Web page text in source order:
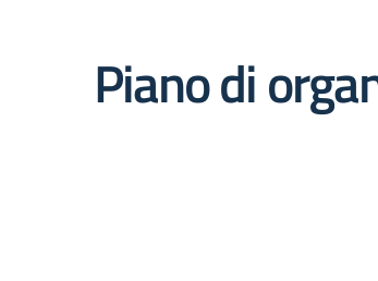
Piano di